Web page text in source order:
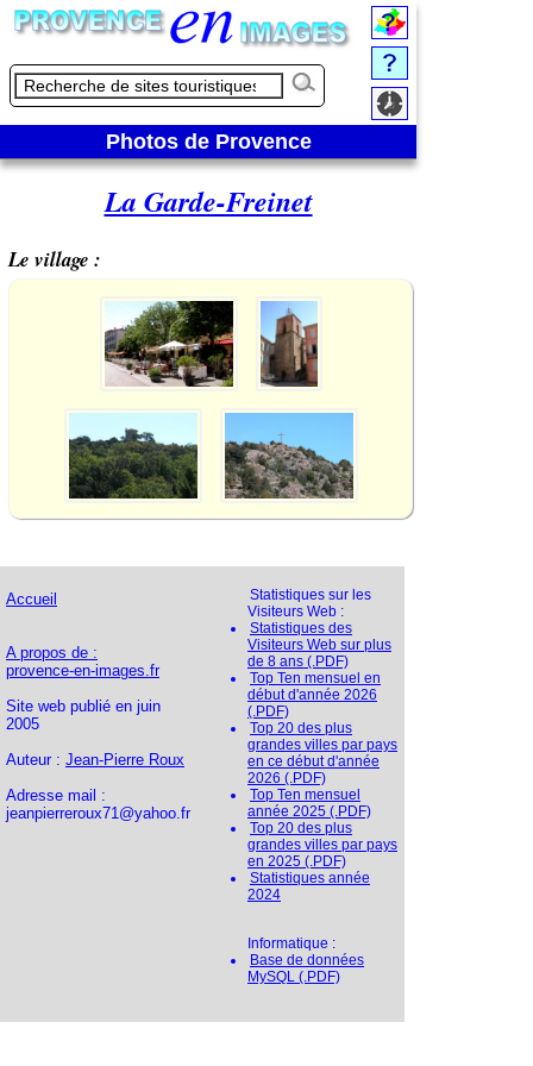
Photos de Provence
La Garde-Freinet
Le village :
Accueil
A propos de :
provence-en-images.fr
Site web publié en juin
2005
Auteur : Jean-Pierre Roux
Adresse mail :
jeanpierreroux71@yahoo.fr
Statistiques sur les
Visiteurs Web :
Statistiques des
Visiteurs Web sur plus
de 8 ans (.PDF)
Top Ten mensuel en
début d'année 2026
(.PDF)
Top 20 des plus
grandes villes par pays
en ce début d'année
2026 (.PDF)
Top Ten mensuel
année 2025 (.PDF)
Top 20 des plus
grandes villes par pays
en 2025 (.PDF)
Statistiques année
2024
Informatique :
Base de données
MySQL (.PDF)